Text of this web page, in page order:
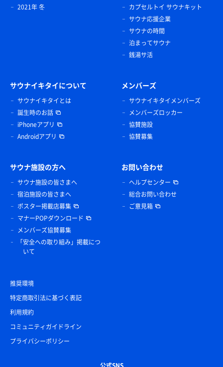
2021年 冬
カプセルトイ サウナキット
サウナ応援企業
サウナの時間
泊まってサウナ
銭湯サ活
サウナイキタイについて
サウナイキタイとは
誕生時のお話
iPhoneアプリ
Androidアプリ
メンバーズ
サウナイキタイメンバーズ
メンバーズロッカー
協賛施設
協賛募集
サウナ施設の方へ
サウナ施設の皆さまへ
宿泊施設の皆さまへ
ポスター掲載店募集
マナーPOPダウンロード
メンバーズ協賛募集
「安全への取り組み」掲載につ
いて
お問い合わせ
ヘルプセンター
総合お問い合わせ
ご意見箱
推奨環境
特定商取引法に基づく表記
利用規約
コミュニティガイドライン
プライバシーポリシー